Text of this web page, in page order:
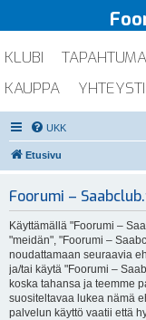
KLUBI
KAUPPA
UKK
Etusivu
Foorumi –
Käyttämällä "Foorumi –
"meidän", "Foorumi –
noudattamaan seuraavia
ja/tai käytä "Foorumi –
koska tahansa ja teemme
suositeltavaa lukea nämä
palvelun käyttö vaatii että